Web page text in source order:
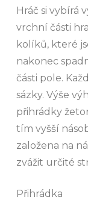
Hráč si vybírá
vrchní části
kolíků, které
nakonec
části pole.
sázky. Výše
přihrádky
tím vyšší
založena na
zvážit určité
Přihrádka